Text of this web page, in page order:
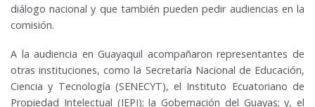
diálogo nacional y que también pueden pedir audiencias en la
comisión.
A la audiencia en Guayaquil acompañaron representantes de
otras instituciones, como la Secretaría Nacional de Educación,
Ciencia y Tecnología (SENECYT), el Instituto Ecuatoriano de
Propiedad Intelectual (IEPI); la Gobernación del Guayas; y, el